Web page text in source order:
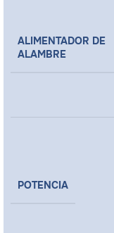
ALIMENTADOR DE
ALAMBRE
POTENCIA